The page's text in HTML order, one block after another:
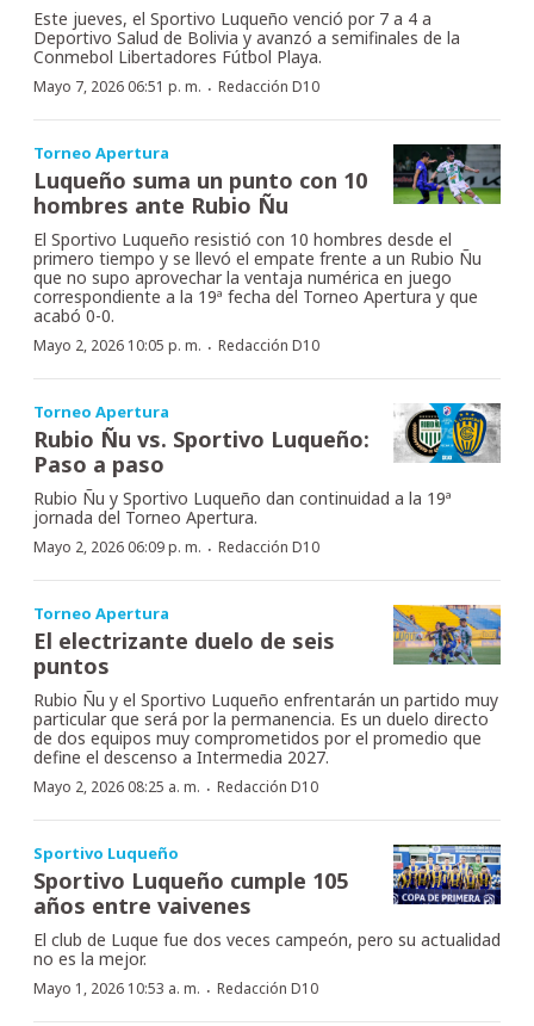
Este jueves, el Sportivo Luqueño venció por 7 a 4 a
Deportivo Salud de Bolivia y avanzó a semifinales de la
Conmebol Libertadores Fútbol Playa.
Mayo 7, 2026 06:51 p. m. · Redacción D10
Torneo Apertura
Luqueño suma un punto con 10
hombres ante Rubio Ñu
El Sportivo Luqueño resistió con 10 hombres desde el
primero tiempo y se llevó el empate frente a un Rubio Ñu
que no supo aprovechar la ventaja numérica en juego
correspondiente a la 19ª fecha del Torneo Apertura y que
acabó 0-0.
Mayo 2, 2026 10:05 p. m. · Redacción D10
Torneo Apertura
Rubio Ñu vs. Sportivo Luqueño:
Paso a paso
Rubio Ñu y Sportivo Luqueño dan continuidad a la 19ª
jornada del Torneo Apertura.
Mayo 2, 2026 06:09 p. m. · Redacción D10
Torneo Apertura
El electrizante duelo de seis
puntos
Rubio Ñu y el Sportivo Luqueño enfrentarán un partido muy
particular que será por la permanencia. Es un duelo directo
de dos equipos muy comprometidos por el promedio que
define el descenso a Intermedia 2027.
Mayo 2, 2026 08:25 a. m. · Redacción D10
Sportivo Luqueño
Sportivo Luqueño cumple 105
años entre vaivenes
El club de Luque fue dos veces campeón, pero su actualidad
no es la mejor.
Mayo 1, 2026 10:53 a. m. · Redacción D10